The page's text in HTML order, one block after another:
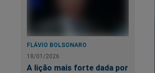
FLÁVIO BOLSONARO
18/01/2026
A lição mais forte dada por